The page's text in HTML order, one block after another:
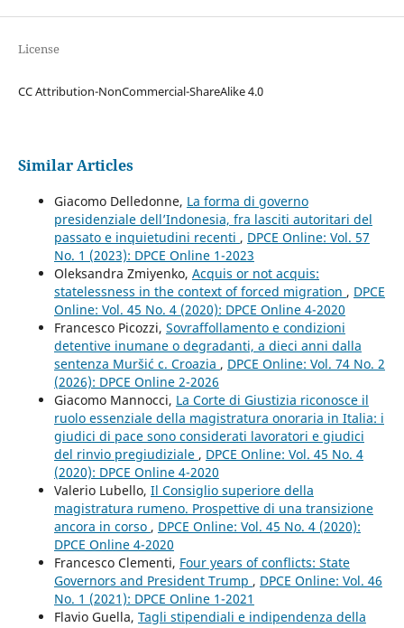
License
CC Attribution-NonCommercial-ShareAlike 4.0
Similar Articles
Giacomo Delledonne, La forma di governo
presidenziale dell’Indonesia, fra lasciti autoritari del
passato e inquietudini recenti , DPCE Online: Vol. 57
No. 1 (2023): DPCE Online 1-2023
Oleksandra Zmiyenko, Acquis or not acquis:
statelessness in the context of forced migration , DPCE
Online: Vol. 45 No. 4 (2020): DPCE Online 4-2020
Francesco Picozzi, Sovraffollamento e condizioni
detentive inumane o degradanti, a dieci anni dalla
sentenza Muršić c. Croazia , DPCE Online: Vol. 74 No. 2
(2026): DPCE Online 2-2026
Giacomo Mannocci, La Corte di Giustizia riconosce il
ruolo essenziale della magistratura onoraria in Italia: i
giudici di pace sono considerati lavoratori e giudici
del rinvio pregiudiziale , DPCE Online: Vol. 45 No. 4
(2020): DPCE Online 4-2020
Valerio Lubello, Il Consiglio superiore della
magistratura rumeno. Prospettive di una transizione
ancora in corso , DPCE Online: Vol. 45 No. 4 (2020):
DPCE Online 4-2020
Francesco Clementi, Four years of conflicts: State
Governors and President Trump , DPCE Online: Vol. 46
No. 1 (2021): DPCE Online 1-2021
Flavio Guella, Tagli stipendiali e indipendenza della